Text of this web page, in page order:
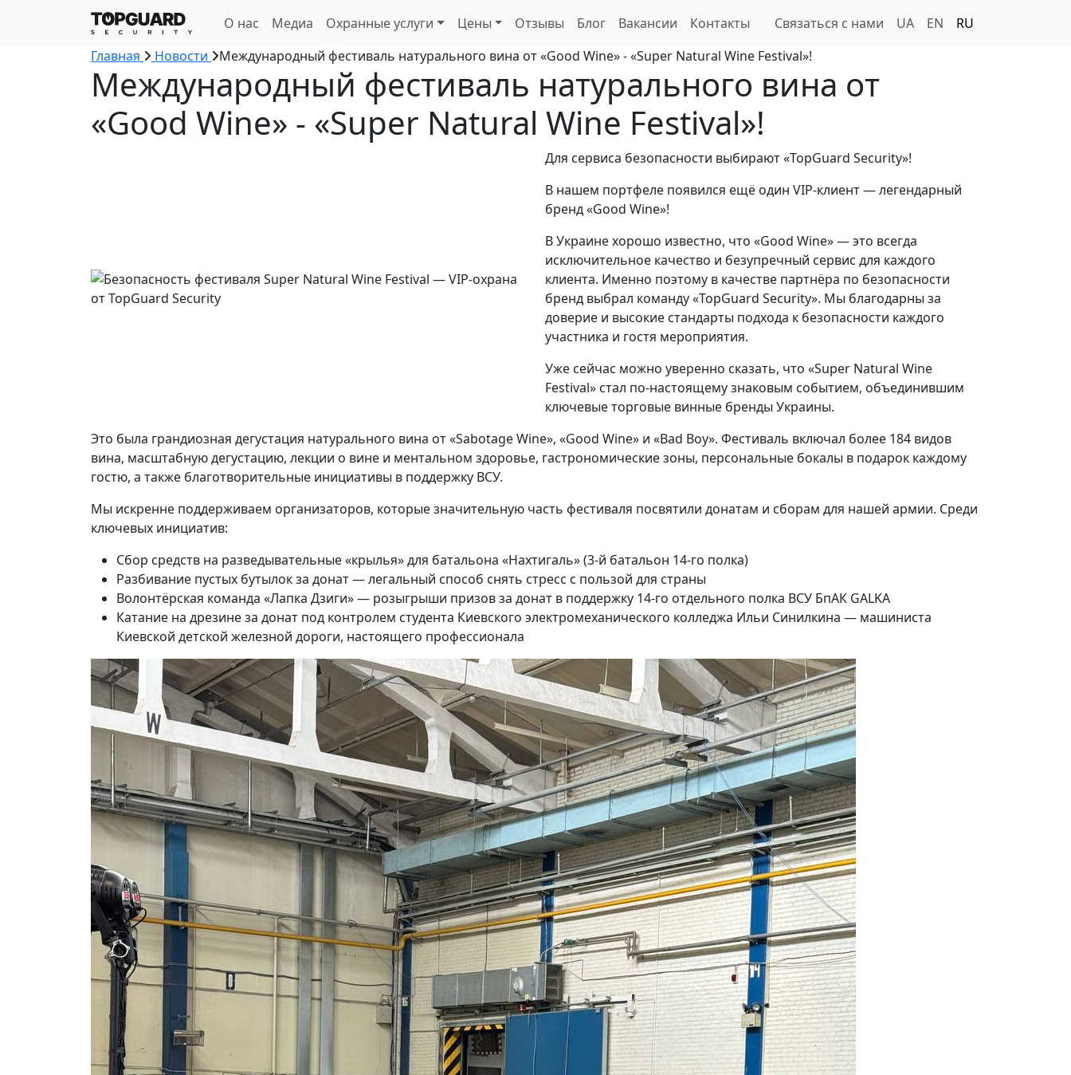
О нас Медиа Охранные услуги Цены Отзывы Блог Вакансии Контакты Связаться с нами UA EN
RU
Главная
Новости Международный фестиваль натурального вина от «Good Wine» - «Super Natural Wine Festival»!
Международный фестиваль натурального вина от
«Good Wine» - «Super Natural Wine Festival»!
Для сервиса безопасности выбирают «TopGuard Security»!
В нашем портфеле появился ещё один VIP-клиент — легендарный
бренд «Good Wine»!
В Украине хорошо известно, что «Good Wine» — это всегда
исключительное качество и безупречный сервис для каждого
клиента. Именно поэтому в качестве партнёра по безопасности
бренд выбрал команду «TopGuard Security». Мы благодарны за
доверие и высокие стандарты подхода к безопасности каждого
участника и гостя мероприятия.
Уже сейчас можно уверенно сказать, что «Super Natural Wine
Festival» стал по-настоящему знаковым событием, объединившим
ключевые торговые винные бренды Украины.
Это была грандиозная дегустация натурального вина от «Sabotage Wine», «Good Wine» и «Bad Boy». Фестиваль включал более 184 видов
вина, масштабную дегустацию, лекции о вине и ментальном здоровье, гастрономические зоны, персональные бокалы в подарок каждому
гостю, а также благотворительные инициативы в поддержку ВСУ.
Мы искренне поддерживаем организаторов, которые значительную часть фестиваля посвятили донатам и сборам для нашей армии. Среди
ключевых инициатив:
Сбор средств на разведывательные «крылья» для батальона «Нахтигаль» (3-й батальон 14-го полка)
Разбивание пустых бутылок за донат — легальный способ снять стресс с пользой для страны
Волонтёрская команда «Лапка Дзиги» — розыгрыши призов за донат в поддержку 14-го отдельного полка ВСУ БпАК GALKA
Катание на дрезине за донат под контролем студента Киевского электромеханического колледжа Ильи Синилкина — машиниста
Киевской детской железной дороги, настоящего профессионала